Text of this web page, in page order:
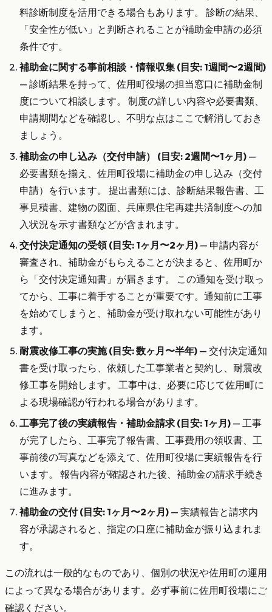
料診断制度を活用できる場合もあります。 診断の結果、
「安全性が低い」と判断されることが補助金申請の必須
条件です。
補助金に関する事前相談・情報収集 (目安: 1週間〜2週間)
— 診断結果を持って、佐用町役場の担当窓口に補助金制
度について相談します。 制度の詳しい内容や必要書類、
申請期間などを確認し、不明な点はここで解消しておき
ましょう。
補助金の申し込み（交付申請） (目安: 2週間〜1ヶ月) —
必要書類を揃え、佐用町役場に補助金の申し込み（交付
申請）を行います。 提出書類には、診断結果報告書、工
事見積書、建物の図面、兵庫県住宅再建共済制度への加
入状況を示す書類などが含まれます。
交付決定通知の受領 (目安: 1ヶ月〜2ヶ月) — 申請内容が
審査され、補助金がもらえることが決まると、佐用町か
ら「交付決定通知書」が届きます。 この通知を受け取っ
てから、工事に着手することが重要です。通知前に工事
を始めてしまうと、補助金が受け取れない可能性があり
ます。
耐震改修工事の実施 (目安: 数ヶ月〜半年) — 交付決定通知
書を受け取ったら、依頼した工事業者と契約し、耐震改
修工事を開始します。 工事中は、必要に応じて佐用町に
よる現場確認が行われる場合があります。
工事完了後の実績報告・補助金請求 (目安: 1ヶ月) — 工事
が完了したら、工事完了報告書、工事費用の領収書、工
事前後の写真などを添えて、佐用町役場に実績報告を行
います。 報告内容が確認された後、補助金の請求手続き
に進みます。
補助金の交付 (目安: 1ヶ月〜2ヶ月) — 実績報告と請求内
容が承認されると、指定の口座に補助金が振り込まれま
す。
この流れは一般的なものであり、個別の状況や佐用町の運用
によって異なる場合があります。必ず事前に佐用町役場にご
確認ください。